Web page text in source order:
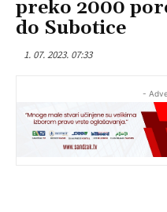
preko 2000
do Subotice
1. 07. 2023. 07:33
-